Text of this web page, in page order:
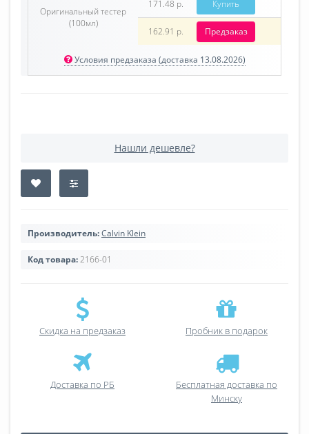
Оригинальный тестер
(100мл)
171.48 р. Купить
162.91 р. Предзаказ
Условия предзаказа (доставка 13.08.2026)
Нашли дешевле?
Производитель:Calvin Klein
Код товара:2166-01
Скидка на предзаказ Пробник в подарок
Доставка по РБ
Бесплатная доставка по
Минску